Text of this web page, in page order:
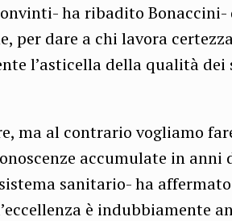
ha ribadito Bonaccini-
per dare a chi lavora
l’asticella della qualità dei
ma al contrario vogliamo
accumulate in anni
sanitario- ha
è indubbiamente